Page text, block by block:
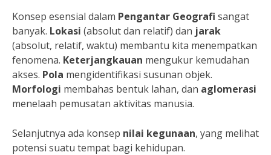
Konsep esensial dalam Pengantar Geografi sangat
banyak. Lokasi (absolut dan relatif) dan jarak
(absolut, relatif, waktu) membantu kita menempatkan
fenomena. Keterjangkauan mengukur kemudahan
akses. Pola mengidentifikasi susunan objek.
Morfologi membahas bentuk lahan, dan aglomerasi
menelaah pemusatan aktivitas manusia.
Selanjutnya ada konsep nilai kegunaan, yang melihat
potensi suatu tempat bagi kehidupan.